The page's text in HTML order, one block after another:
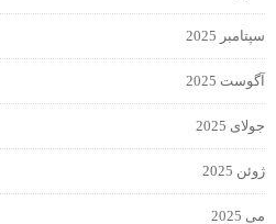
سپتامبر 2025
آگوست 2025
جولای 2025
ژوئن 2025
می 2025